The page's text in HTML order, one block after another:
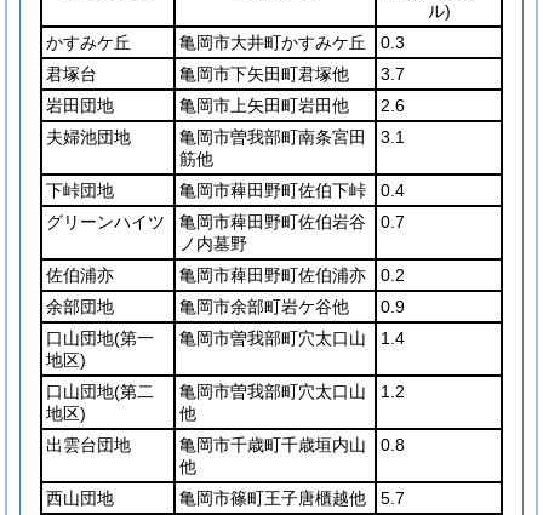
ル)
かすみケ丘
亀岡市大井町かすみケ丘
0.3
君塚台
亀岡市下矢田町君塚他
3.7
岩田団地
亀岡市上矢田町岩田他
2.6
夫婦池団地
亀岡市曽我部町南条宮田
筋他
3.1
下峠団地 亀岡市薭田野町佐伯下峠
0.4
グリーンハイツ
亀岡市薭田野町佐伯岩谷
ノ内墓野
0.7
佐伯浦亦 亀岡市薭田野町佐伯浦亦
0.2
余部団地
亀岡市余部町岩ケ谷他
0.9
口山団地(第一
地区)
亀岡市曽我部町穴太口山 1.4
口山団地(第二
地区)
亀岡市曽我部町穴太口山
他
1.2
出雲台団地
亀岡市千歳町千歳垣内山
他
0.8
西山団地 亀岡市篠町王子唐櫃越他
5.7